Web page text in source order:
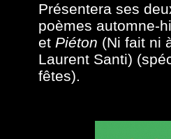
Présentera ses
poèmes automne-
et Piéton (Ni fait ni
Laurent Santi) (s
fêtes).